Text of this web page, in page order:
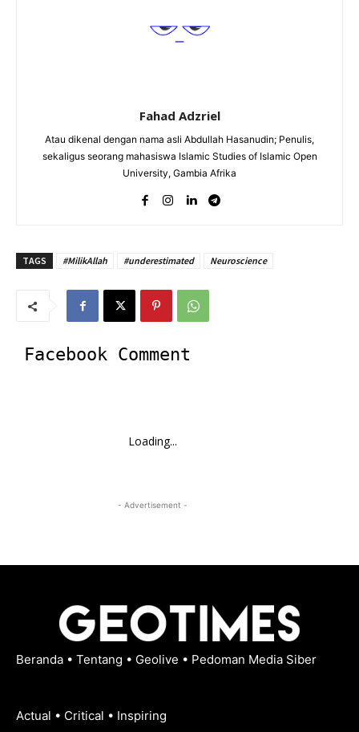
Fahad Adzriel
Atau dikenal dengan nama asli Abdullah Hasanudin; Penulis,
sekaligus seorang mahasiswa Islamic Studies of Islamic Open
University, Gambia Afrika
TAGS #MilikAllah #underestimated Neuroscience
Facebook Comment
Loading...
- Advertisement -
Beranda • Tentang • Geolive • Pedoman Media Siber
Actual • Critical • Inspiring